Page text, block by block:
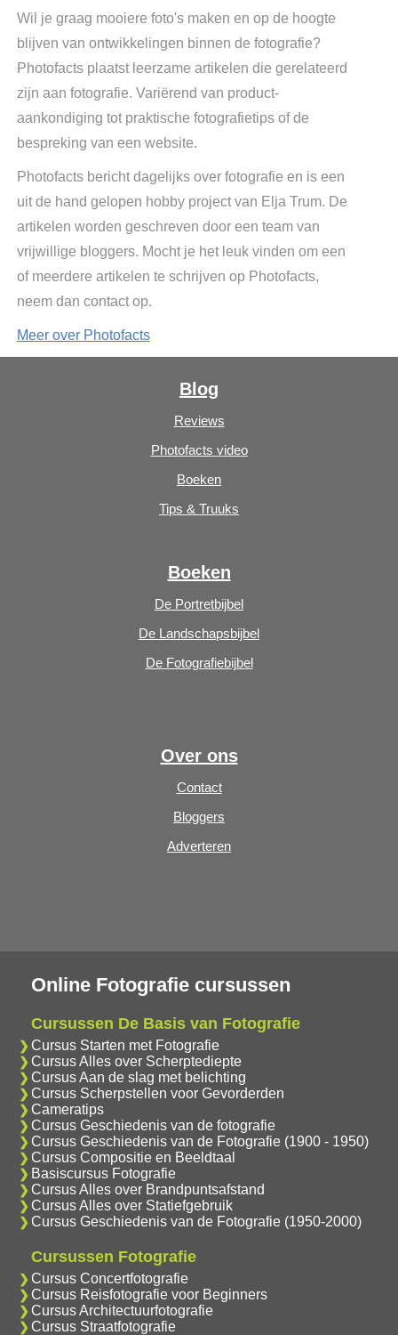
Wil je graag mooiere foto's maken en op de hoogte
blijven van ontwikkelingen binnen de fotografie?
Photofacts plaatst leerzame artikelen die gerelateerd
zijn aan fotografie. Variërend van product-
aankondiging tot praktische fotografietips of de
bespreking van een website.
Photofacts bericht dagelijks over fotografie en is een
uit de hand gelopen hobby project van Elja Trum. De
artikelen worden geschreven door een team van
vrijwillige bloggers. Mocht je het leuk vinden om een
of meerdere artikelen te schrijven op Photofacts,
neem dan contact op.
Meer over Photofacts
Blog
Reviews
Photofacts video
Boeken
Tips & Truuks
Boeken
De Portretbijbel
De Landschapsbijbel
De Fotografiebijbel
Over ons
Contact
Bloggers
Adverteren
Online Fotografie cursussen
Cursussen De Basis van Fotografie
Cursus Starten met Fotografie
Cursus Alles over Scherptediepte
Cursus Aan de slag met belichting
Cursus Scherpstellen voor Gevorderden
Cameratips
Cursus Geschiedenis van de fotografie
Cursus Geschiedenis van de Fotografie (1900 - 1950)
Cursus Compositie en Beeldtaal
Basiscursus Fotografie
Cursus Alles over Brandpuntsafstand
Cursus Alles over Statiefgebruik
Cursus Geschiedenis van de Fotografie (1950-2000)
Cursussen Fotografie
Cursus Concertfotografie
Cursus Reisfotografie voor Beginners
Cursus Architectuurfotografie
Cursus Straatfotografie